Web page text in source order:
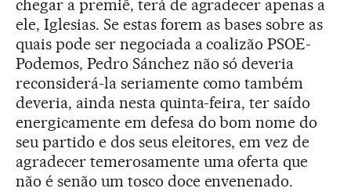
chegar a premiê, terá de agradecer apenas a
ele, Iglesias. Se estas forem as bases sobre as
quais pode ser negociada a coalizão PSOE-
Podemos, Pedro Sánchez não só deveria
reconsiderá-la seriamente como também
deveria, ainda nesta quinta-feira, ter saído
energicamente em defesa do bom nome do
seu partido e dos seus eleitores, em vez de
agradecer temerosamente uma oferta que
não é senão um tosco doce envenenado.